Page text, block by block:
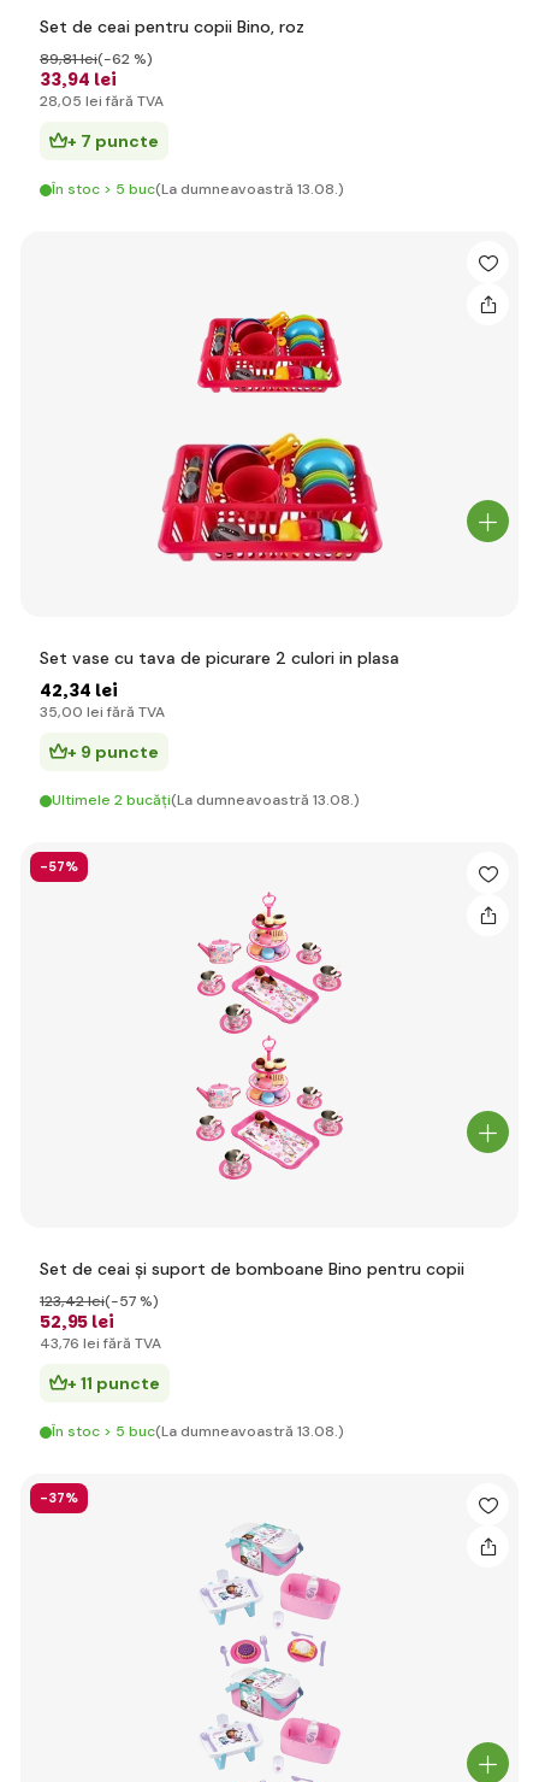
Set de ceai pentru copii Bino, roz
33,94 lei
89,81 lei(-62 %)
28,05 lei fără TVA
+ 7 puncte
În stoc > 5 buc(La dumneavoastră 13.08.)
Set vase cu tava de picurare 2 culori in plasa
42,34 lei
35,00 lei fără TVA
+ 9 puncte
Ultimele 2 bucăți(La dumneavoastră 13.08.)
-57%
Set de ceai și suport de bomboane Bino pentru copii
52,95 lei
123,42 lei(-57 %)
43,76 lei fără TVA
+ 11 puncte
În stoc > 5 buc(La dumneavoastră 13.08.)
-37%